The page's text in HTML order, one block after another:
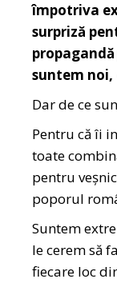
împotriva
surpriză
suntem noi,
Dar de ce
Pentru că îi
toate
pentru
poporul
Suntem
le cerem să
fiecare loc